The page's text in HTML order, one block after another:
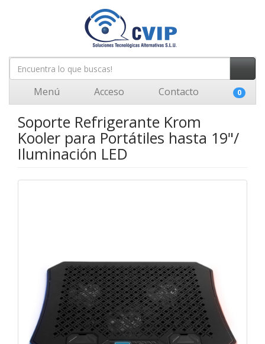
Menú Acceso Contacto 0
Soporte Refrigerante Krom
Kooler para Portátiles hasta 19"/
Iluminación LED